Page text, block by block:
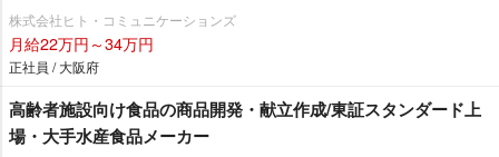
株式会社ヒト・コミュニケーションズ
月給22万円～34万円
正社員 / 大阪府
高齢者施設向け食品の商品開発・献立作成/東証スタンダード上
場・大手水産食品メーカー